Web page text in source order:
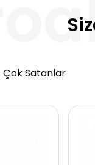
Çok Satanlar